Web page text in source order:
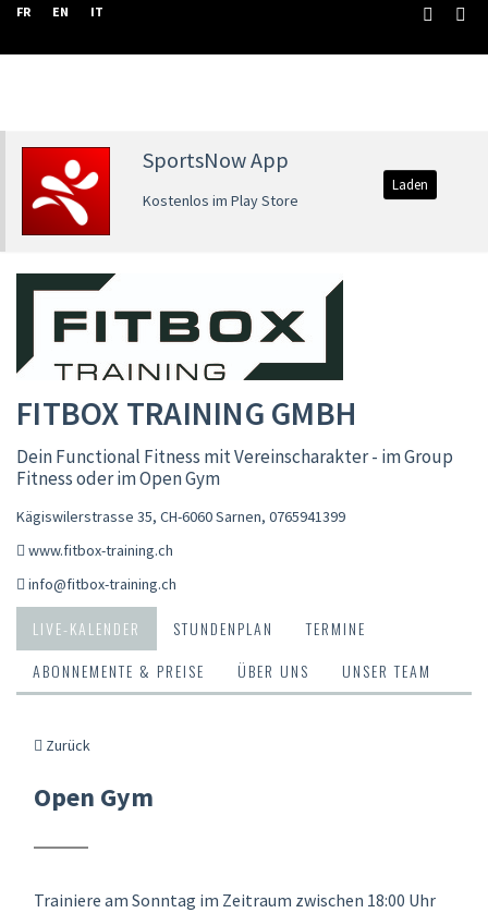
FR EN IT
SportsNow App
Kostenlos im Play Store
Laden
FITBOX TRAINING GMBH
Dein Functional Fitness mit Vereinscharakter - im Group
Fitness oder im Open Gym
Kägiswilerstrasse 35, CH-6060 Sarnen, 0765941399
www.fitbox-training.ch
info@fitbox-training.ch
LIVE-KALENDER STUNDENPLAN
TERMINE
ABONNEMENTE & PREISE
ÜBER UNS UNSER TEAM
Zurück
Open Gym
Trainiere am Sonntag im Zeitraum zwischen 18:00 Uhr